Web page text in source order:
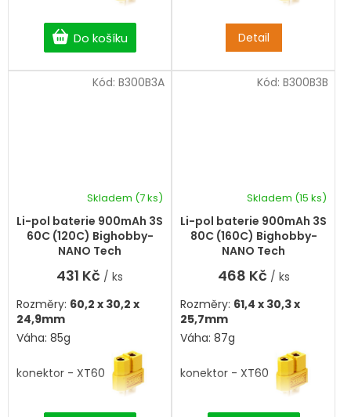
Do košíku Detail
Li-pol baterie 900mAh 3S
60C (120C) Bighobby-
NANO Tech
Skladem (7 ks)
431 Kč / ks
Rozměry: 60,2 x 30,2 x
24,9mm
Váha: 85g
konektor - XT60
Kód: B300B3A
Li-pol baterie 900mAh 3S
80C (160C) Bighobby-
NANO Tech
Skladem (15 ks)
468 Kč / ks
Rozměry: 61,4 x 30,3 x
25,7mm
Váha: 87g
konektor - XT60
Kód: B300B3B